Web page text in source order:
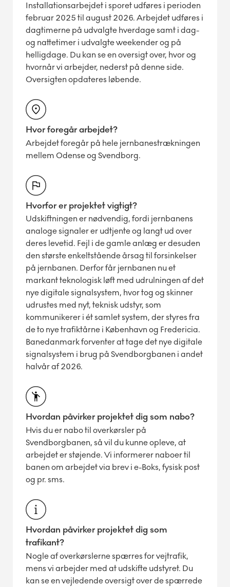
Installationsarbejdet i sporet udføres i perioden
februar 2025 til august 2026. Arbejdet udføres i
dagtimerne på udvalgte hverdage samt i dag-
og nattetimer i udvalgte weekender og på
helligdage. Du kan se en oversigt over, hvor og
hvornår vi arbejder, nederst på denne side.
Oversigten opdateres løbende.
Hvor foregår arbejdet?
Arbejdet foregår på hele jernbanestrækningen
mellem Odense og Svendborg.
Hvorfor er projektet vigtigt?
Udskiftningen er nødvendig, fordi jernbanens
analoge signaler er udtjente og langt ud over
deres levetid. Fejl i de gamle anlæg er desuden
den største enkeltstående årsag til forsinkelser
på jernbanen. Derfor får jernbanen nu et
markant teknologisk løft med udrulningen af det
nye digitale signalsystem, hvor tog og skinner
udrustes med nyt, teknisk udstyr, som
kommunikerer i ét samlet system, der styres fra
de to nye trafiktårne i København og Fredericia.
Banedanmark forventer at tage det nye digitale
signalsystem i brug på Svendborgbanen i andet
halvår af 2026.
Hvordan påvirker projektet dig som nabo?
Hvis du er nabo til overkørsler på
Svendborgbanen, så vil du kunne opleve, at
arbejdet er støjende. Vi informerer naboer til
banen om arbejdet via brev i e-Boks, fysisk post
og pr. sms.
Hvordan påvirker projektet dig som
trafikant?
Nogle af overkørslerne spærres for vejtrafik,
mens vi arbejder med at udskifte udstyret. Du
kan se en vejledende oversigt over de spærrede